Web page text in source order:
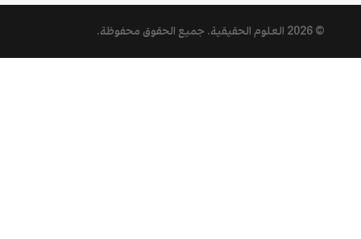
© 2026 العلوم الحقيقية. جميع الحقوق محفوظة.